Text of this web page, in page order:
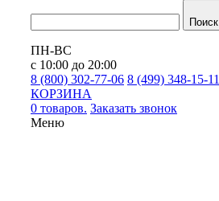
Поиск
ПН-ВС
с 10:00 до 20:00
8 (800) 302-77-06 8 (499) 348-15-11
КОРЗИНА
0 товаров. Заказать звонок
Меню